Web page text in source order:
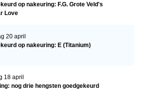
op nakeuring: F.G. Grote Veld's
Love
20 april
op nakeuring: E (Titanium)
18 april
nog drie hengsten goedgekeurd